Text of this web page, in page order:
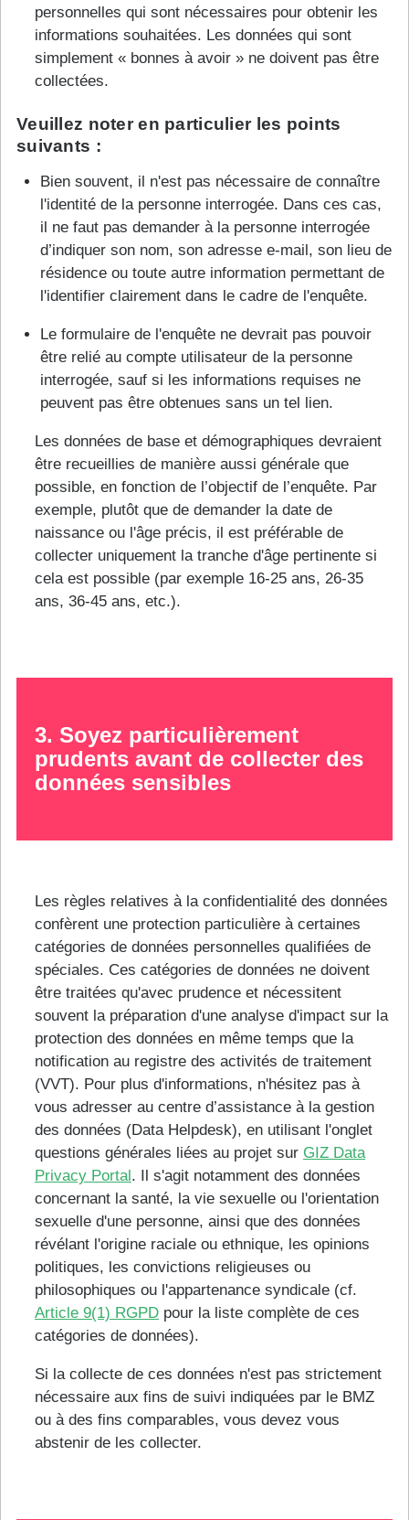
personnelles qui sont nécessaires pour obtenir les
informations souhaitées. Les données qui sont
simplement « bonnes à avoir » ne doivent pas être
collectées.
Veuillez noter en particulier les points
suivants :
Bien souvent, il n'est pas nécessaire de connaître
l'identité de la personne interrogée. Dans ces cas,
il ne faut pas demander à la personne interrogée
d’indiquer son nom, son adresse e-mail, son lieu de
résidence ou toute autre information permettant de
l'identifier clairement dans le cadre de l'enquête.
Le formulaire de l'enquête ne devrait pas pouvoir
être relié au compte utilisateur de la personne
interrogée, sauf si les informations requises ne
peuvent pas être obtenues sans un tel lien.
Les données de base et démographiques devraient
être recueillies de manière aussi générale que
possible, en fonction de l’objectif de l’enquête. Par
exemple, plutôt que de demander la date de
naissance ou l'âge précis, il est préférable de
collecter uniquement la tranche d'âge pertinente si
cela est possible (par exemple 16-25 ans, 26-35
ans, 36-45 ans, etc.).
3. Soyez particulièrement
prudents avant de collecter des
données sensibles
Les règles relatives à la confidentialité des données
confèrent une protection particulière à certaines
catégories de données personnelles qualifiées de
spéciales. Ces catégories de données ne doivent
être traitées qu'avec prudence et nécessitent
souvent la préparation d'une analyse d'impact sur la
protection des données en même temps que la
notification au registre des activités de traitement
(VVT). Pour plus d'informations, n'hésitez pas à
vous adresser au centre d’assistance à la gestion
des données (Data Helpdesk), en utilisant l'onglet
questions générales liées au projet sur GIZ Data
Privacy Portal. Il s'agit notamment des données
concernant la santé, la vie sexuelle ou l'orientation
sexuelle d'une personne, ainsi que des données
révélant l'origine raciale ou ethnique, les opinions
politiques, les convictions religieuses ou
philosophiques ou l'appartenance syndicale (cf.
Article 9(1) RGPD pour la liste complète de ces
catégories de données).
Si la collecte de ces données n'est pas strictement
nécessaire aux fins de suivi indiquées par le BMZ
ou à des fins comparables, vous devez vous
abstenir de les collecter.